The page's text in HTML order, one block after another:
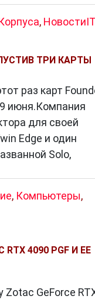
,
ТРИ КАРТЫ
раз карт
июня.Компания
для своей
Edge и один
Solo,
, Компьютеры,
4090 PGF И ЕЕ
Zotac GeForce